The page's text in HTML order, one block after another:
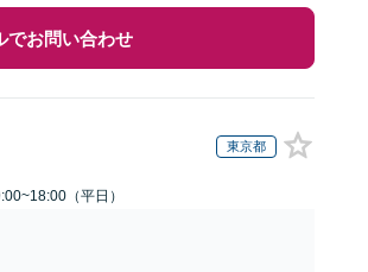
でお問い合わせ
東京都
（平日）